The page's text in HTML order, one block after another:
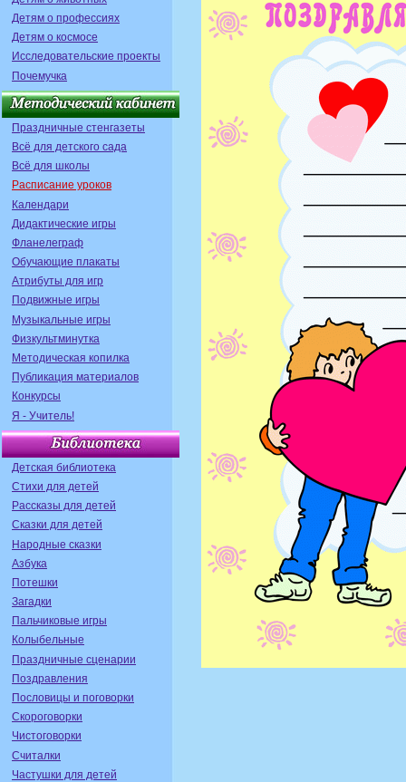
Детям о профессиях
Детям о космосе
Исследовательские проекты
Почемучка
Праздничные стенгазеты
Всё для детского сада
Всё для школы
Расписание уроков
Календари
Дидактические игры
Фланелеграф
Обучающие плакаты
Атрибуты для игр
Подвижные игры
Музыкальные игры
Физкультминутка
Методическая копилка
Публикация материалов
Конкурсы
Я - Учитель!
Детская библиотека
Стихи для детей
Рассказы для детей
Сказки для детей
Народные сказки
Азбука
Потешки
Загадки
Пальчиковые игры
Колыбельные
Праздничные сценарии
Поздравления
Пословицы и поговорки
Скороговорки
Чистоговорки
Считалки
Частушки для детей